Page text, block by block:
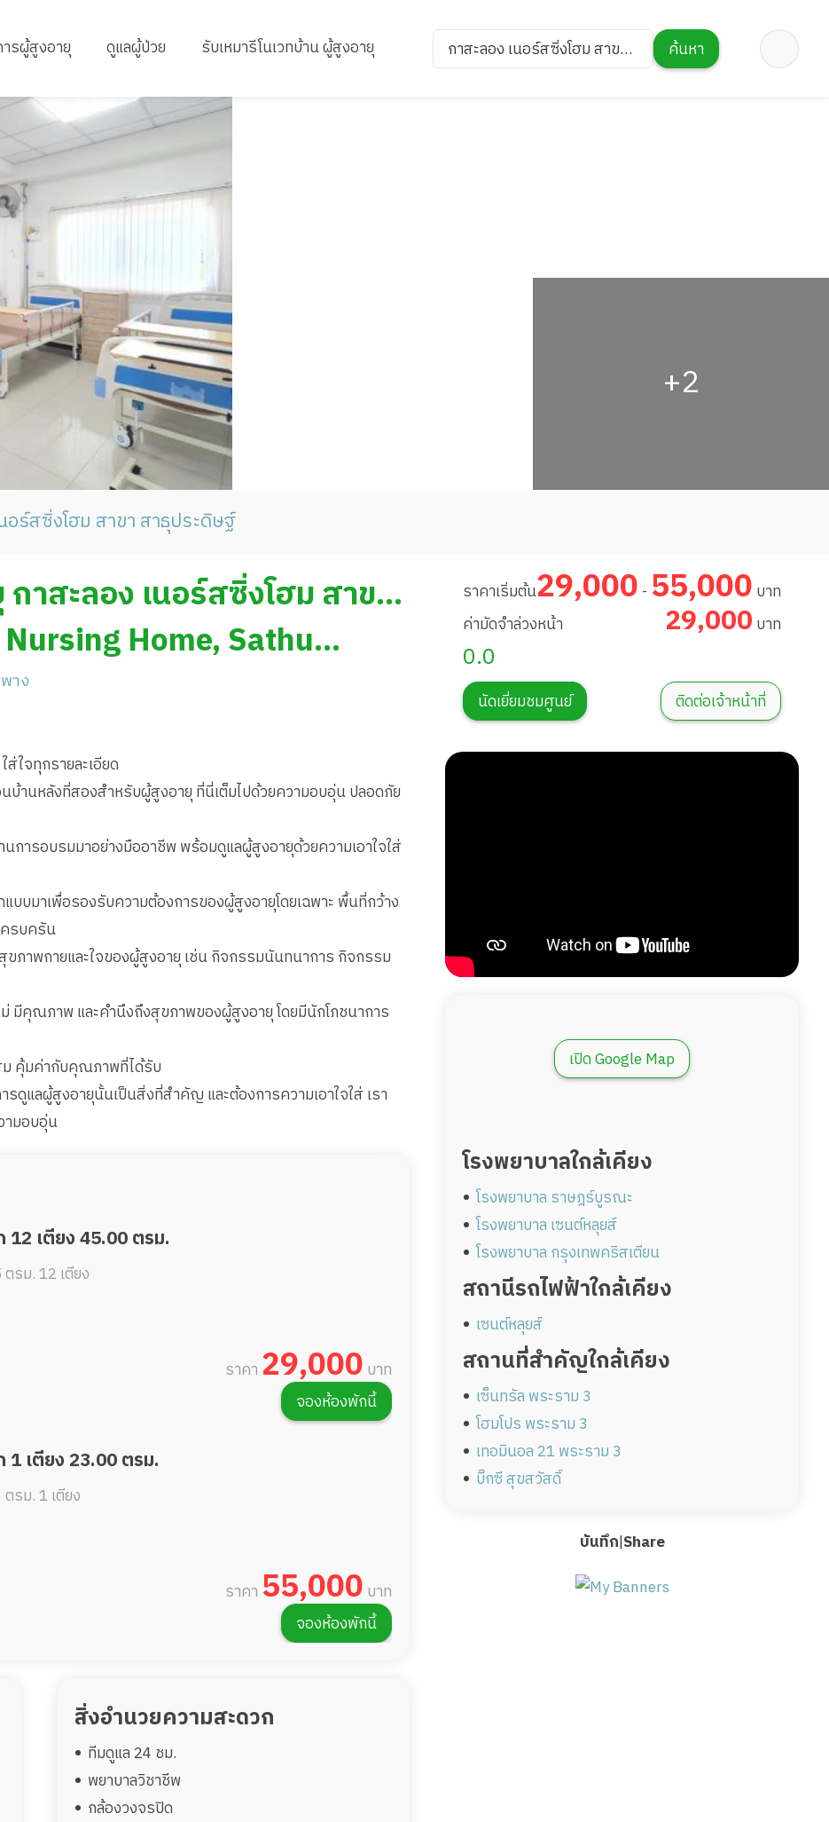
รผู้สูงอายุ ดูแลผู้ป่วย รับเหมารีโนเวทบ้าน ผู้สูงอายุ
กาสะลอง เนอร์สซิ่งโฮม สาขา
ค้นหา
อร์สซิ่งโฮม สาขา สาธุประดิษฐ์
าสะลอง เนอร์สซิ่งโฮม สาขา
Home, Sathu
าง
ราคาเริ่มต้น29,000 - 55,000 บาท
ค่ามัดจำล่วงหน้า
29,000 บาท
0.0
นัดเยี่ยมชมศูนย์ ติดต่อเจ้าหน้าที่
ใจทุกรายละเอียด
บ้านหลังที่สองสำหรับผู้สูงอายุ ที่นี่เต็มไปด้วยความอบอุ่น ปลอดภัย
ารอบรมมาอย่างมืออาชีพ พร้อมดูแลผู้สูงอายุด้วยความเอาใจใส่
บมาเพื่อรองรับความต้องการของผู้สูงอายุโดยเฉพาะ พื้นที่กว้าง
รบครัน
ภาพกายและใจของผู้สูงอายุ เช่น กิจกรรมนันทนาการ กิจกรรม
มีคุณภาพ และคำนึงถึงสุขภาพของผู้สูงอายุ โดยมีนักโภชนาการ
ม คุ้มค่ากับคุณภาพที่ได้รับ
รดูแลผู้สูงอายุนั้นเป็นสิ่งที่สำคัญ และต้องการความเอาใจใส่ เรา
ามอบอุ่น
12 เตียง 45.00 ตรม.
รม. 12 เตียง
ราคา 29,000 บาท
จองห้องพักนี้
1 เตียง 23.00 ตรม.
รม. 1 เตียง
ราคา 55,000 บาท
จองห้องพักนี้
สิ่งอำนวยความสะดวก
ทีมดูแล 24 ชม.
พยาบาลวิชาชีพ
กล้องวงจรปิด
เปิด Google Map
โรงพยาบาลใกล้เคียง
โรงพยาบาล ราษฎร์บูรณะ
โรงพยาบาล เซนต์หลุยส์
โรงพยาบาล กรุงเทพคริสเตียน
สถานีรถไฟฟ้าใกล้เคียง
เซนต์หลุยส์
สถานที่สำคัญใกล้เคียง
เซ็นทรัล พระราม 3
โฮมโปร พระราม 3
เทอมินอล 21 พระราม 3
บิ๊กซี สุขสวัสดิ์
บันทึก|Share